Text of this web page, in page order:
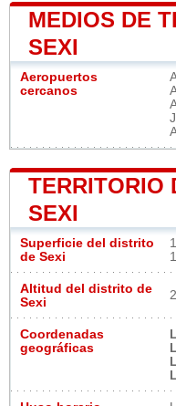
MEDIOS DE
SEXI
Aeropuertos
cercanos
TERRITORIO
SEXI
Superficie del distrito
de Sexi
Altitud del distrito de
Sexi
Coordenadas
geográficas